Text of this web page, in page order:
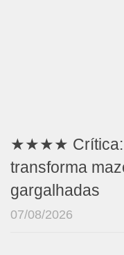
★★★★ Crítica:
transforma
gargalhadas
07/08/2026